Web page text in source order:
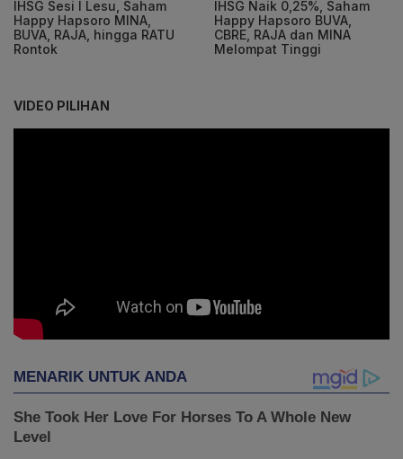
IHSG Sesi I Lesu, Saham
Happy Hapsoro MINA,
BUVA, RAJA, hingga RATU
Rontok
IHSG Naik 0,25%, Saham
Happy Hapsoro BUVA,
CBRE, RAJA dan MINA
Melompat Tinggi
VIDEO PILIHAN